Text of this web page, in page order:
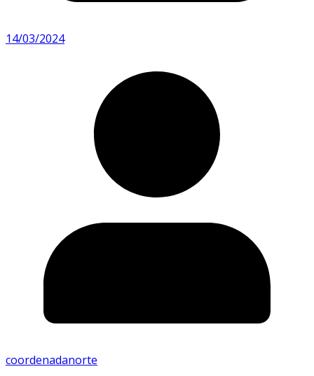
14/03/2024
coordenadanorte